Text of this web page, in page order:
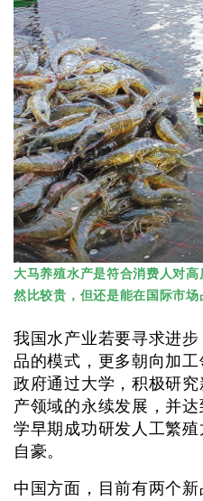
大马养殖水产是符合消费人对
然比较贵，但还是能在国际市场
我国水产业若要寻求进
品的模式，更多朝向加
政府通过大学，积极研
产领域的永续发展，并
学早期成功研发人工繁
自豪。
中国方面，目前有两个